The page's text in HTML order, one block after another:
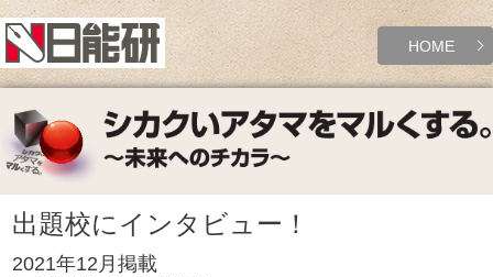
HOME
出題校にインタビュー！
2021年12月掲載